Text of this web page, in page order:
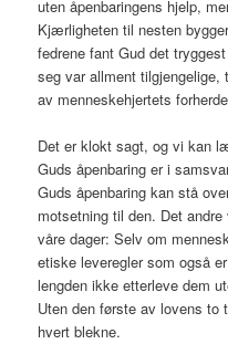
uten åpenbaringens hjelp,
Kjærligheten til nesten
fedrene fant Gud det
seg var allment tilgjengelige,
av menneskehjertets
Det er klokt sagt, og vi kan
Guds åpenbaring er i
Guds åpenbaring kan stå
motsetning til den. Det
våre dager: Selv om
etiske leveregler som også
lengden ikke etterleve dem
Uten den første av lovens to
hvert blekne.